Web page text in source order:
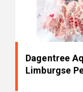
Dagentree
Limburgse